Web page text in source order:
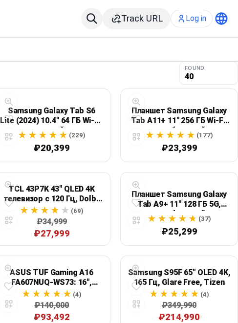
Track URL Log in
FOUND
40
Samsung Galaxy Tab S6
Lite (2024) 10.4" 64 ГБ Wi‑Fi,
серый
(229)
₽20,399
Планшет Samsung Galaxy
Tab A11+ 11" 256 ГБ Wi‑Fi,
серебристый
(177)
₽23,399
TCL 43P7K 43" QLED 4K
телевизор с 120 Гц, Dolby
Atmos и Google TV
(69)
₽34,999
₽27,999
Планшет Samsung Galaxy
Tab A9+ 11" 128 ГБ 5G,
серебристый
(37)
₽25,299
ASUS TUF Gaming A16
FA607NUQ-WS73: 16",
Ryzen 7 170, 16 ГБ, SSD 512
ГБ, GeForce RTX 4050,
серый
(4)
₽140,000
₽93,492
Samsung S95F 65" OLED 4K,
165 Гц, Glare Free, Tizen
(4)
₽349,990
₽214,990